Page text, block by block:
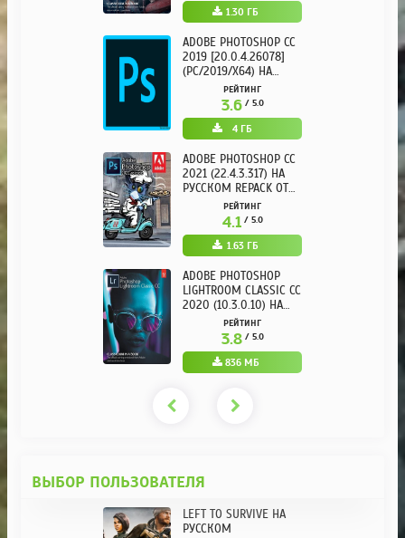
1.30 ГБ
ADOBE PHOTOSHOP CC
2019 [20.0.4.26078]
(PC/2019/X64) НА
РУССКОМРЕЙТИНГ
3.6/ 5.0
4 ГБ
ADOBE PHOTOSHOP CC
2021 (22.4.3.317) НА
РУССКОМ REPACK ОТ
KPOJIUKРЕЙТИНГ
4.1 / 5.0
1.63 ГБ
ADOBE PHOTOSHOP
LIGHTROOM CLASSIC CC
2020 (10.3.0.10) НА
РУССКОМ REPACK ОТ
KPOJIUK
РЕЙТИНГ
3.8 / 5.0
836 МБ
ВЫБОР ПОЛЬЗОВАТЕЛЯ
LEFT TO SURVIVE НА
РУССКОМ